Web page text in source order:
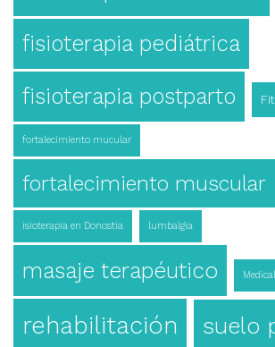
fisioterapia pediátrica
fisioterapia postparto
fortalecimiento mucular
fortalecimiento muscular
isioterapia en Donostia lumbalgia
masaje terapéutico Medical
rehabilitación suelo